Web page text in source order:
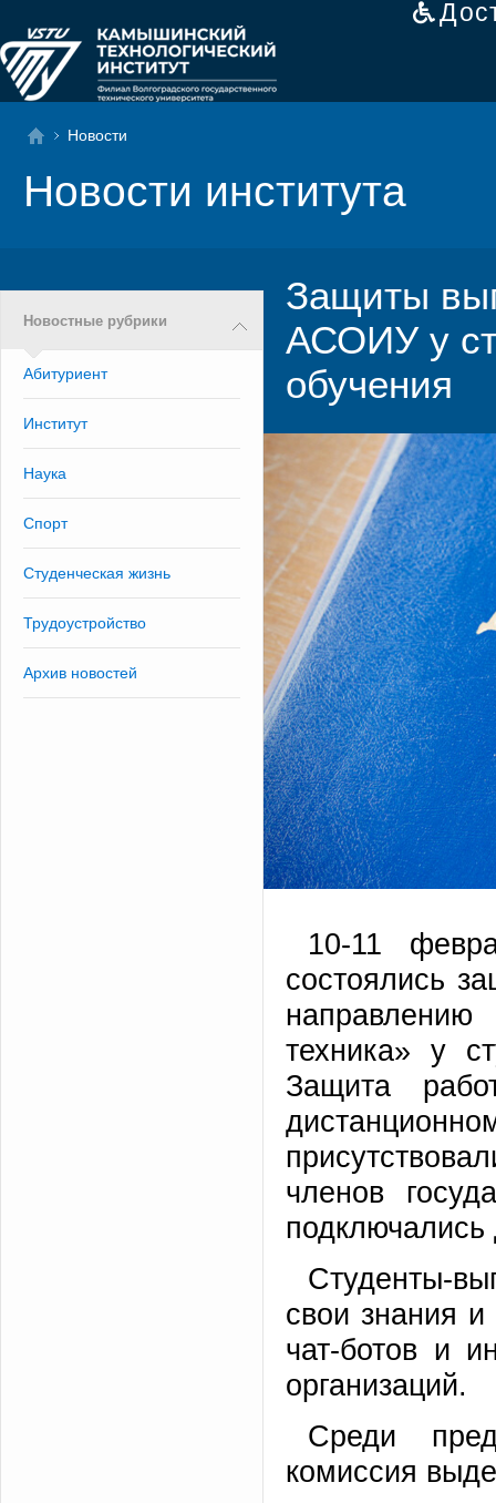
Новости
Новости института
Новостные рубрики
Абитуриент
Институт
Наука
Спорт
Студенческая жизнь
Трудоустройство
Архив новостей
Защиты
АСОИУ у
обучения
10-11
состоялись
техника» у
Защита
членов
подключались
Студенты-
свои знания
чат-ботов и
организаций.
Среди
комиссия